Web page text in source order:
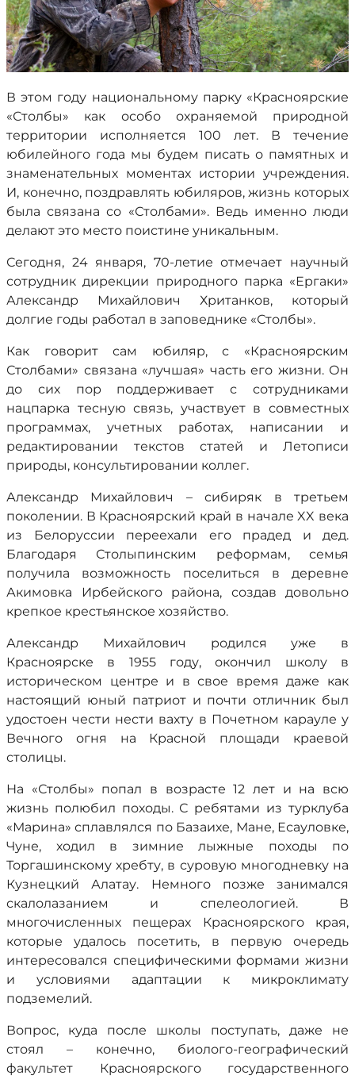
В этом году национальному парку «Красноярские
«Столбы» как особо охраняемой природной
территории исполняется 100 лет. В течение
юбилейного года мы будем писать о памятных и
знаменательных моментах истории учреждения.
И, конечно, поздравлять юбиляров, жизнь которых
была связана со «Столбами». Ведь именно люди
делают это место поистине уникальным.
Сегодня, 24 января, 70-летие отмечает научный
сотрудник дирекции природного парка «Ергаки»
Александр Михайлович Хританков, который
долгие годы работал в заповеднике «Столбы».
Как говорит сам юбиляр, с «Красноярским
Столбами» связана «лучшая» часть его жизни. Он
до сих пор поддерживает с сотрудниками
нацпарка тесную связь, участвует в совместных
программах, учетных работах, написании и
редактировании текстов статей и Летописи
природы, консультировании коллег.
Александр Михайлович – сибиряк в третьем
поколении. В Красноярский край в начале XX века
из Белоруссии переехали его прадед и дед.
Благодаря Столыпинским реформам, семья
получила возможность поселиться в деревне
Акимовка Ирбейского района, создав довольно
крепкое крестьянское хозяйство.
Александр Михайлович родился уже в
Красноярске в 1955 году, окончил школу в
историческом центре и в свое время даже как
настоящий юный патриот и почти отличник был
удостоен чести нести вахту в Почетном карауле у
Вечного огня на Красной площади краевой
столицы.
На «Столбы» попал в возрасте 12 лет и на всю
жизнь полюбил походы. С ребятами из турклуба
«Марина» сплавлялся по Базаихе, Мане, Есауловке,
Чуне, ходил в зимние лыжные походы по
Торгашинскому хребту, в суровую многодневку на
Кузнецкий Алатау. Немного позже занимался
скалолазанием и спелеологией. В
многочисленных пещерах Красноярского края,
которые удалось посетить, в первую очередь
интересовался специфическими формами жизни
и условиями адаптации к микроклимату
подземелий.
Вопрос, куда после школы поступать, даже не
стоял – конечно, биолого-географический
факультет Красноярского государственного